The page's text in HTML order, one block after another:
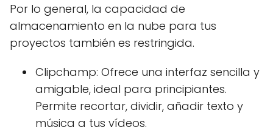
Por lo general, la capacidad de
almacenamiento en la nube para tus
proyectos también es restringida.
Clipchamp: Ofrece una interfaz sencilla y
amigable, ideal para principiantes.
Permite recortar, dividir, añadir texto y
música a tus vídeos.